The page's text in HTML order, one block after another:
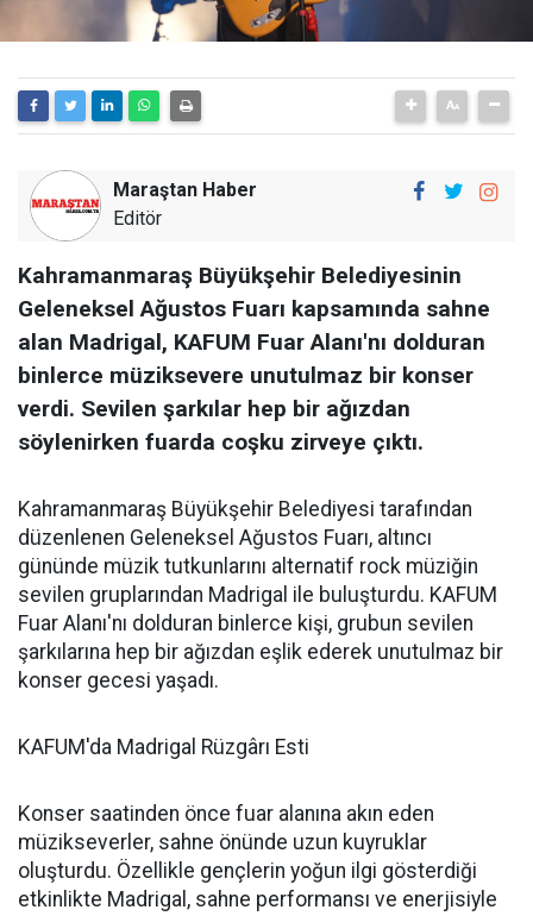
Maraştan Haber
Editör
Kahramanmaraş Büyükşehir Belediyesinin
Geleneksel Ağustos Fuarı kapsamında sahne
alan Madrigal, KAFUM Fuar Alanı'nı dolduran
binlerce müziksevere unutulmaz bir konser
verdi. Sevilen şarkılar hep bir ağızdan
söylenirken fuarda coşku zirveye çıktı.
Kahramanmaraş Büyükşehir Belediyesi tarafından
düzenlenen Geleneksel Ağustos Fuarı, altıncı
gününde müzik tutkunlarını alternatif rock müziğin
sevilen gruplarından Madrigal ile buluşturdu. KAFUM
Fuar Alanı'nı dolduran binlerce kişi, grubun sevilen
şarkılarına hep bir ağızdan eşlik ederek unutulmaz bir
konser gecesi yaşadı.
KAFUM'da Madrigal Rüzgârı Esti
Konser saatinden önce fuar alanına akın eden
müzikseverler, sahne önünde uzun kuyruklar
oluşturdu. Özellikle gençlerin yoğun ilgi gösterdiği
etkinlikte Madrigal, sahne performansı ve enerjisiyle